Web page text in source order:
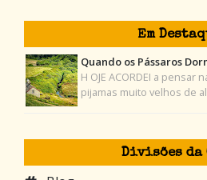
Em
Quando os Pássaros
H OJE ACORDEI a pensar
pijamas muito velhos de
Divisões da